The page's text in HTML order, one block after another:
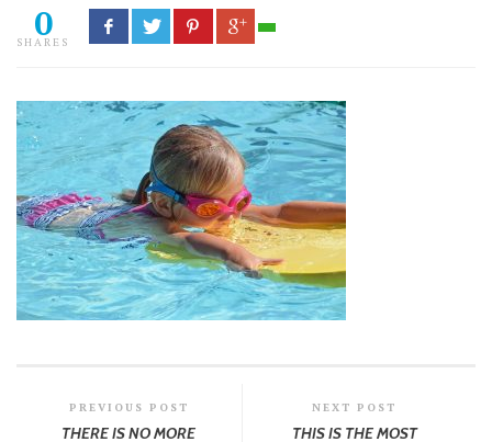
0
SHARES
PREVIOUS POST
THERE IS NO MORE
NEXT POST
THIS IS THE MOST